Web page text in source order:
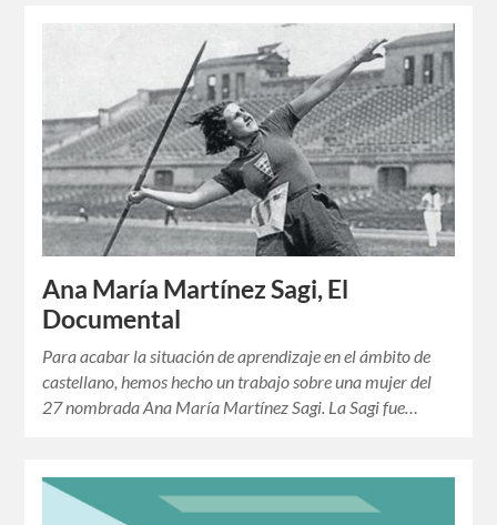
Ana María Martínez Sagi, El
Documental
Para acabar la situación de aprendizaje en el ámbito de
castellano, hemos hecho un trabajo sobre una mujer del
27 nombrada Ana María Martínez Sagi. La Sagi fue…